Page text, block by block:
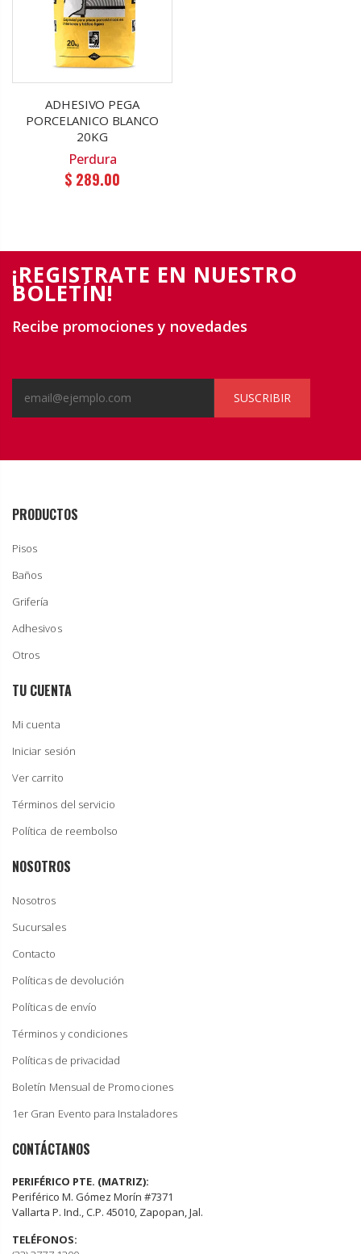
ADHESIVO PEGA
PORCELANICO BLANCO
20KG
Perdura
$ 289.00
¡REGISTRATE EN NUESTRO
BOLETÍN!
Recibe promociones y novedades
SUSCRIBIR
PRODUCTOS
Pisos
Baños
Grifería
Adhesivos
Otros
TU CUENTA
Mi cuenta
Iniciar sesión
Ver carrito
Términos del servicio
Política de reembolso
NOSOTROS
Nosotros
Sucursales
Contacto
Políticas de devolución
Políticas de envío
Términos y condiciones
Políticas de privacidad
Boletín Mensual de Promociones
1er Gran Evento para Instaladores
CONTÁCTANOS
PERIFÉRICO PTE. (MATRIZ):
Periférico M. Gómez Morín #7371
Vallarta P. Ind., C.P. 45010, Zapopan, Jal.
TELÉFONOS: